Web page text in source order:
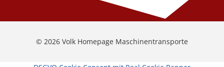
© 2026 Volk Homepage Maschinentransporte